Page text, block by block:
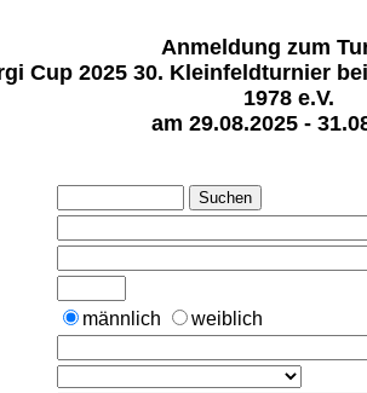
Anmeldung zum
Cup 2025 30. Kleinfeldturnier
1978 e.V.
am 29.08.2025 -
männlich
weiblich